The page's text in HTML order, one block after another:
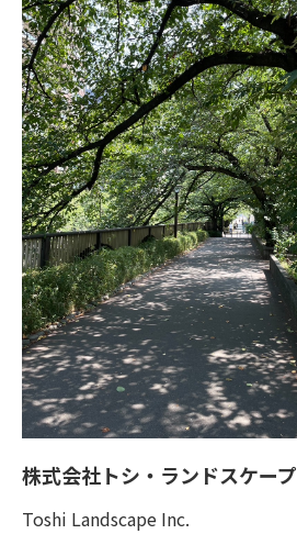
株式会社トシ・ランドスケープ
Toshi Landscape Inc.